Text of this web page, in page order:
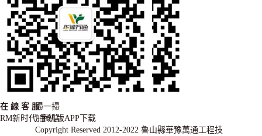
掃一掃
加微信
Copyright Reserved 2012-2022 魯山縣華豫萬通工程技
在 線 客 服
RM新时代-手机版APP下载